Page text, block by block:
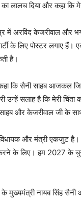
दिया और कहा कि
केजरीवाल और भगवंत
के लिए पोस्टर लगाए
है।
कि सैनी साहब आजकल
सलाह है कि मेरी चिंता
और केजरीवाल जी के
और मंत्री एकजुट
के लिए। हम 2027 के
मुख्यमंत्री नायब सिंह सैनी